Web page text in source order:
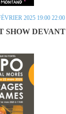
SHOW DEVANT
2025 19:00 22:00